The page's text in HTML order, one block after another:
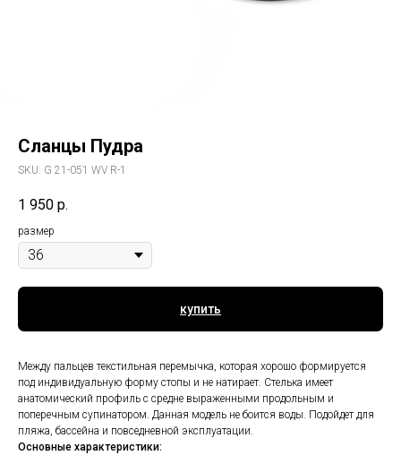
Сланцы Пудра
SKU: G 21-051 WV R-1
1 950 р.
размер
купить
Между пальцев текстильная перемычка, которая хорошо формируется
под индивидуальную форму стопы и не натирает. Стелька имеет
анатомический профиль с средне выраженными продольным и
поперечным супинатором. Данная модель не боится воды. Подойдет для
пляжа, бассейна и повседневной эксплуатации.
Основные характеристики: